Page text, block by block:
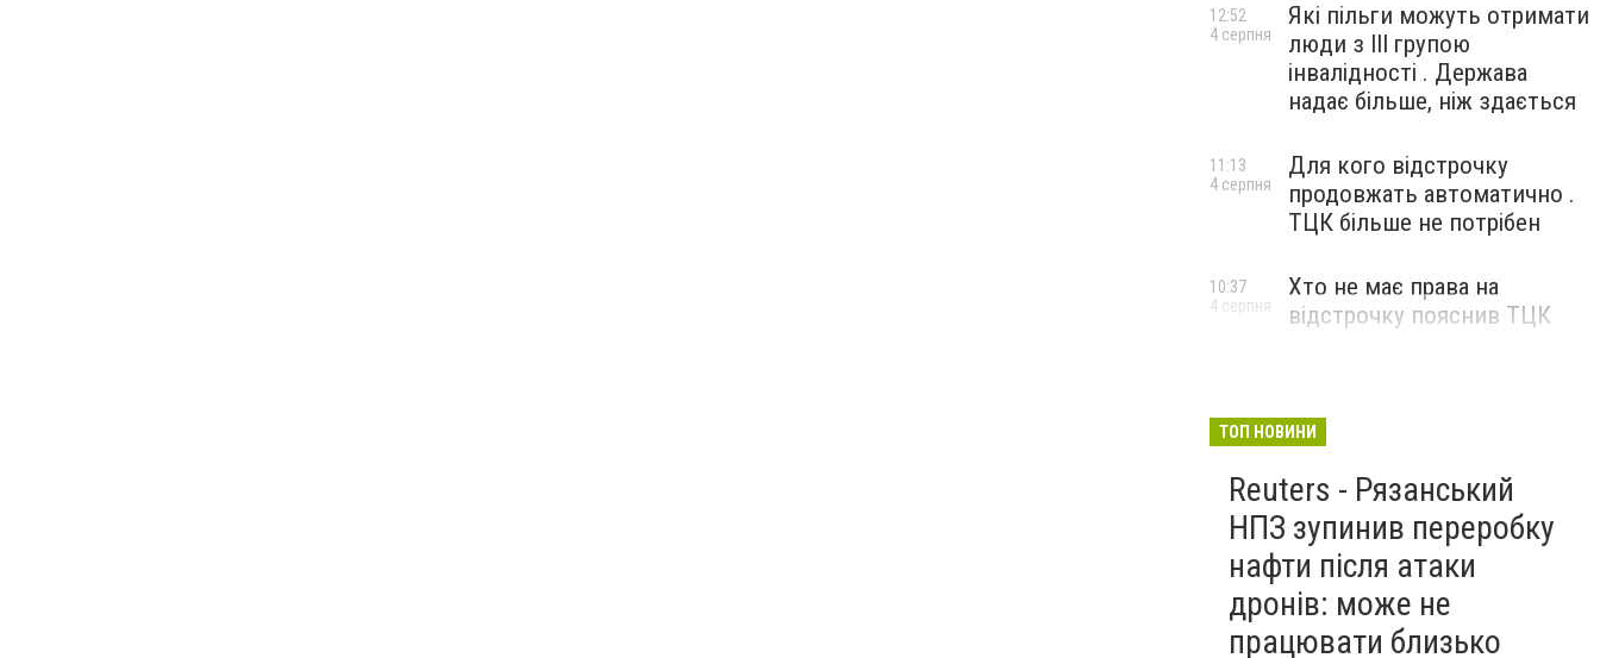
Які пільги можуть отримати
люди з III групою
інвалідності . Держава
надає більше, ніж здається
12:52
4 серпня
Для кого відстрочку
продовжать автоматично .
ТЦК більше не потрібен
11:13
4 серпня
Хто не має права на
відстрочку пояснив ТЦК
10:37
4 серпня
ТОП НОВИНИ
Reuters - Рязанський
НПЗ зупинив переробку
нафти після атаки
дронів: може не
працювати близько